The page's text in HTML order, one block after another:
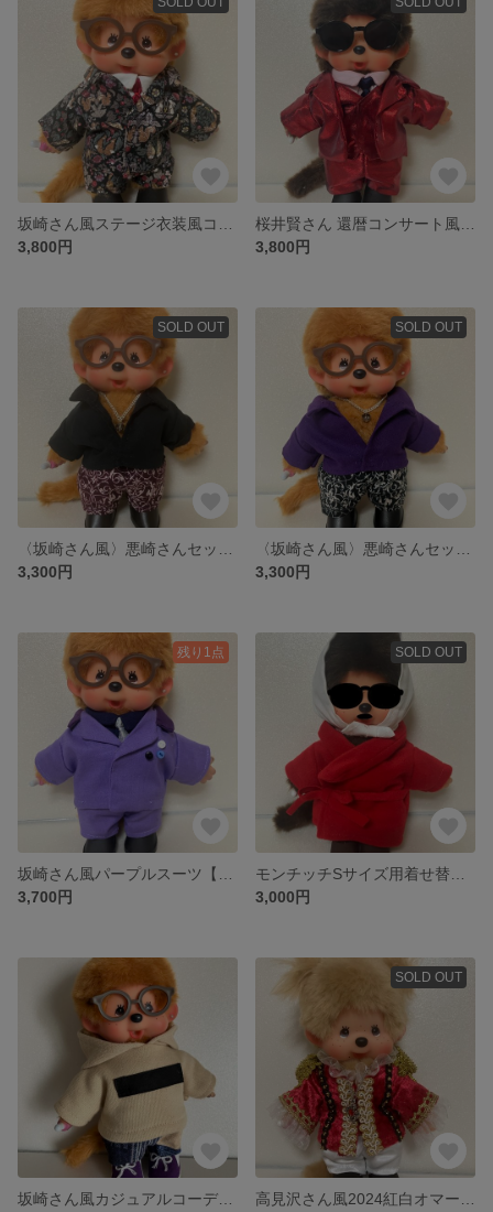
3,800円
3,800円
SOLD OUT
3,300円
SOLD OUT
3,300円
残り1点
3,700円
SOLD OUT
3,000円
SOLD OUT